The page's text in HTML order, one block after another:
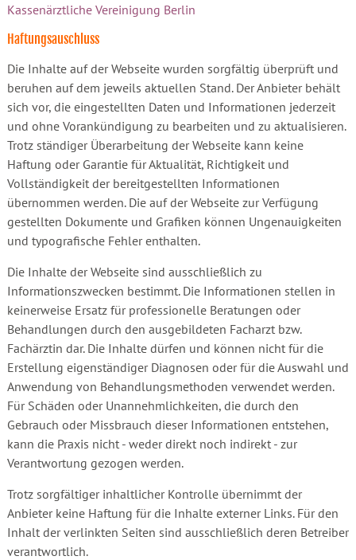
Kassenärztliche Vereinigung Berlin
Haftungsauschluss
Die Inhalte auf der Webseite wurden sorgfältig überprüft und
beruhen auf dem jeweils aktuellen Stand. Der Anbieter behält
sich vor, die eingestellten Daten und Informationen jederzeit
und ohne Vorankündigung zu bearbeiten und zu aktualisieren.
Trotz ständiger Überarbeitung der Webseite kann keine
Haftung oder Garantie für Aktualität, Richtigkeit und
Vollständigkeit der bereitgestellten Informationen
übernommen werden. Die auf der Webseite zur Verfügung
gestellten Dokumente und Grafiken können Ungenauigkeiten
und typografische Fehler enthalten.
Die Inhalte der Webseite sind ausschließlich zu
Informationszwecken bestimmt. Die Informationen stellen in
keinerweise Ersatz für professionelle Beratungen oder
Behandlungen durch den ausgebildeten Facharzt bzw.
Fachärztin dar. Die Inhalte dürfen und können nicht für die
Erstellung eigenständiger Diagnosen oder für die Auswahl und
Anwendung von Behandlungsmethoden verwendet werden.
Für Schäden oder Unannehmlichkeiten, die durch den
Gebrauch oder Missbrauch dieser Informationen entstehen,
kann die Praxis nicht - weder direkt noch indirekt - zur
Verantwortung gezogen werden.
Trotz sorgfältiger inhaltlicher Kontrolle übernimmt der
Anbieter keine Haftung für die Inhalte externer Links. Für den
Inhalt der verlinkten Seiten sind ausschließlich deren Betreiber
verantwortlich.